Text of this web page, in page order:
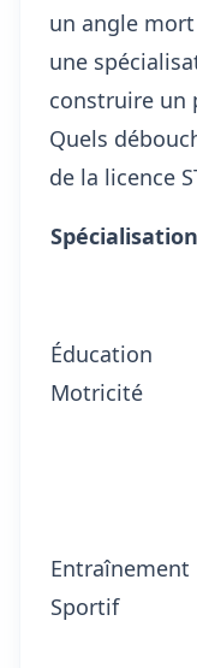
un angle
une
construire un
Quels
de la licence
Spécialisation
Éducation
Motricité
Entraînement
Sportif